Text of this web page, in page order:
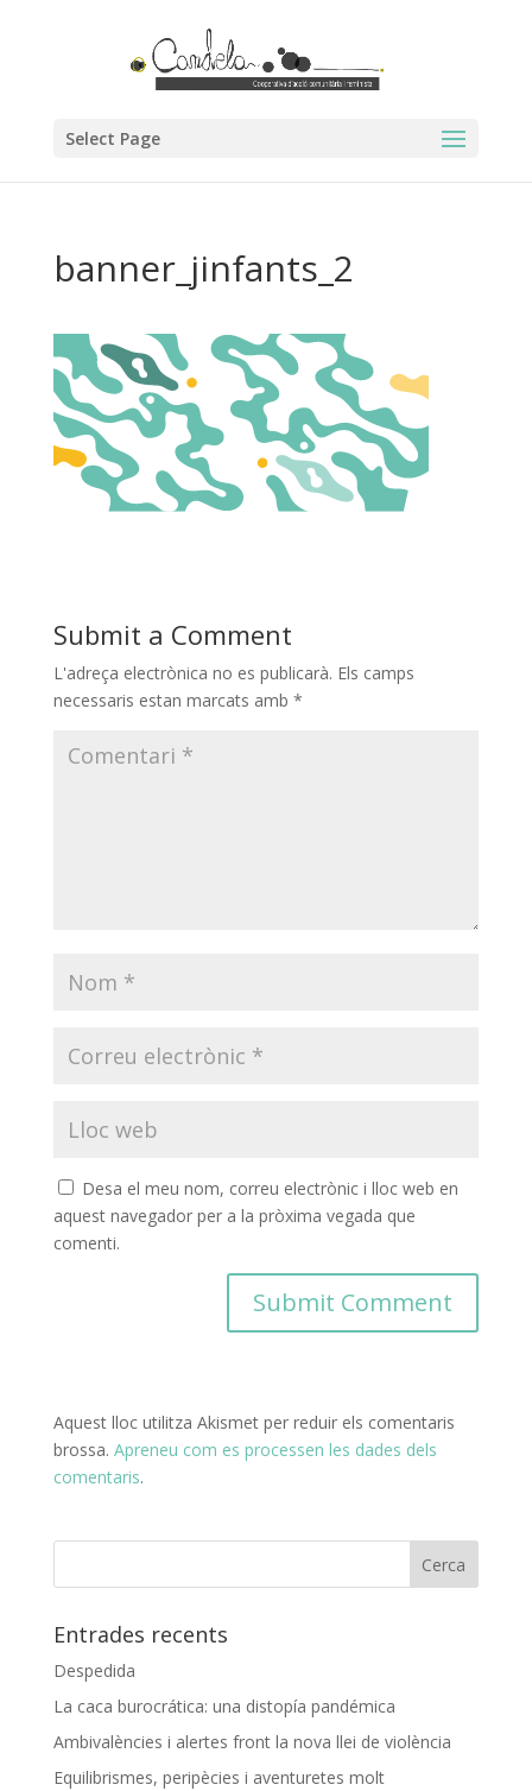
Select Page
banner_jinfants_2
Submit a Comment
L'adreça electrònica no es publicarà. Els camps
necessaris estan marcats amb *
Desa el meu nom, correu electrònic i lloc web en
aquest navegador per a la pròxima vegada que
comenti.
Aquest lloc utilitza Akismet per reduir els comentaris
brossa. Apreneu com es processen les dades dels
comentaris.
Entrades recents
Despedida
La caca burocrática: una distopía pandémica
Ambivalències i alertes front la nova llei de violència
Equilibrismes, peripècies i aventuretes molt